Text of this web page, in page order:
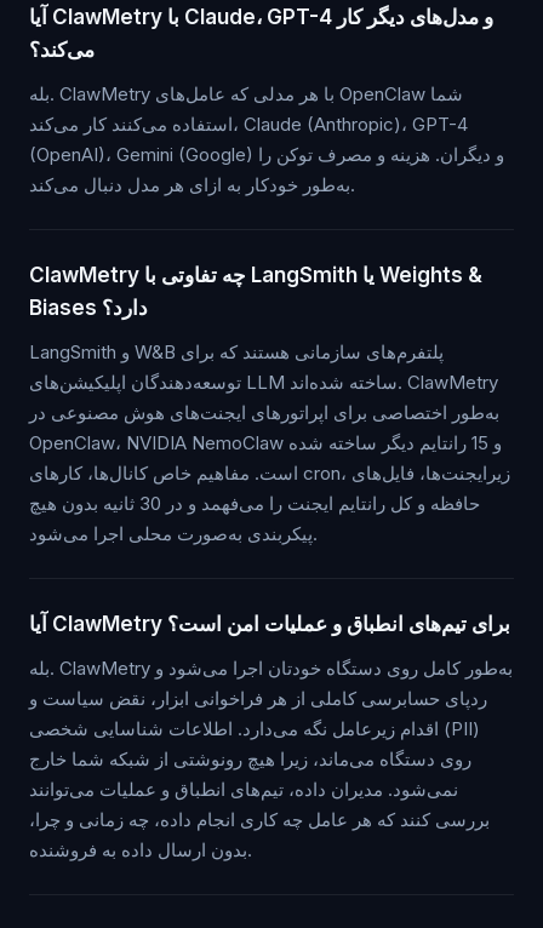
آیا ClawMetry با Claude، GPT-4 و مدل‌های دیگر کار
می‌کند؟
بله. ClawMetry با هر مدلی که عامل‌های OpenClaw شما
استفاده می‌کنند کار می‌کند، Claude (Anthropic)، GPT-4
(OpenAI)، Gemini (Google) و دیگران. هزینه و مصرف توکن را
به‌طور خودکار به ازای هر مدل دنبال می‌کند.
ClawMetry چه تفاوتی با LangSmith یا Weights &
Biases دارد؟
LangSmith و W&B پلتفرم‌های سازمانی هستند که برای
توسعه‌دهندگان اپلیکیشن‌های LLM ساخته شده‌اند. ClawMetry
به‌طور اختصاصی برای اپراتورهای ایجنت‌های هوش مصنوعی در
OpenClaw، NVIDIA NemoClaw و 15 رانتایم دیگر ساخته شده
است. مفاهیم خاص کانال‌ها، کارهای cron، زیرایجنت‌ها، فایل‌های
حافظه و کل رانتایم ایجنت را می‌فهمد و در 30 ثانیه بدون هیچ
پیکربندی به‌صورت محلی اجرا می‌شود.
آیا ClawMetry برای تیم‌های انطباق و عملیات امن است؟
بله. ClawMetry به‌طور کامل روی دستگاه خودتان اجرا می‌شود و
ردپای حسابرسی کاملی از هر فراخوانی ابزار، نقض سیاست و
اقدام زیرعامل نگه می‌دارد. اطلاعات شناسایی شخصی (PII)
روی دستگاه می‌ماند، زیرا هیچ رونوشتی از شبکه شما خارج
نمی‌شود. مدیران داده، تیم‌های انطباق و عملیات می‌توانند
بررسی کنند که هر عامل چه کاری انجام داده، چه زمانی و چرا،
بدون ارسال داده به فروشنده.